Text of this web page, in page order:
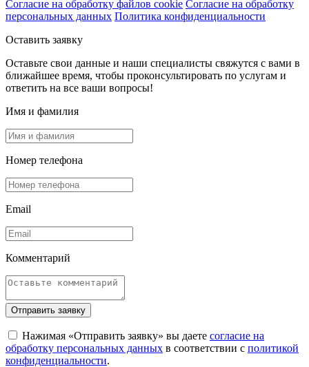
Согласие на обработку файлов cookie Согласие на обработку
персональных данных Политика конфиденциальности
Оставить заявку
Оставьте свои данные и наши специалисты свяжутся с вами в
ближайшее время, чтобы проконсультировать по услугам и
ответить на все ваши вопросы!
Имя и фамилия
Номер телефона
Email
Комментарий
Отправить заявку
Нажимая «Отправить заявку» вы даете согласие на
обработку персональных данных в соответствии с политикой
конфиденциальности.